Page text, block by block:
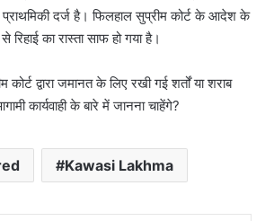
प्राथमिकी दर्ज है। फिलहाल सुप्रीम कोर्ट के आदेश के
का रास्ता साफ हो गया है।
द्वारा जमानत के लिए रखी गई शर्तों या शराब
कार्यवाही के बारे में जानना चाहेंगे?
Kawasi Lakhma